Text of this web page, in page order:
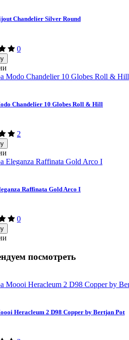
Chandelier Silver Round
0
Chandelier 10 Globes Roll & Hill
2
Raffinata Gold Arco I
0
посмотреть
Heracleum 2 D98 Copper by Bertjan Pot